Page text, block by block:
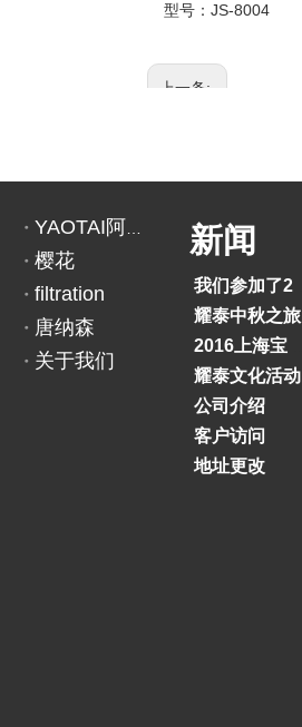
型号： JS-8004
上一条:
樱花
filtration
唐纳森
关于我们
新闻
我们参加了2018印度BAUMA展览会
耀泰中秋之旅
2016上海宝马展
耀泰文化活动
公司介绍
客户访问
地址更改